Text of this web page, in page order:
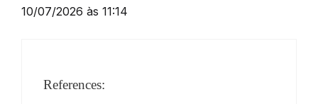
10/07/2026 às 11:14
References: